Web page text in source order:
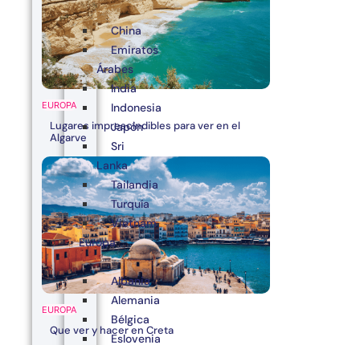
EUROPA
Lugares imprescindibles para ver en el
Algarve
EUROPA
Que ver y hacer en Creta
China
Emiratos
Árabes
India
Indonesia
Japón
Sri
Lanka
Tailandia
Turquía
Vietnam
Europa
Albania
Alemania
Bélgica
Eslovenia